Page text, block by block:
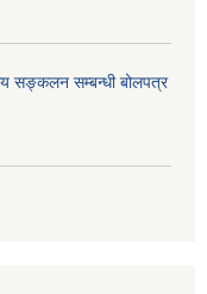
सङ्कलन सम्बन्धी बोलपत्र